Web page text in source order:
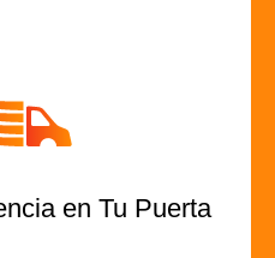
en Tu Puerta